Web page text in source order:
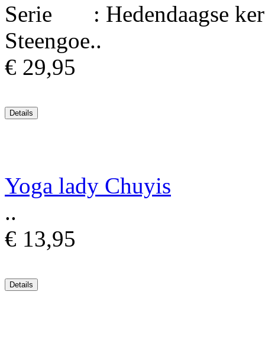
Serie : Hedendaagse
Steengoe..
€ 29,95
Yoga lady Chuyis
..
€ 13,95